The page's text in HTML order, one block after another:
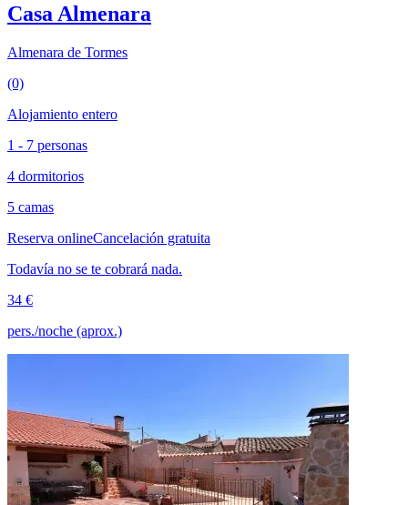
Casa Almenara
Almenara de Tormes
(0)
Alojamiento entero
1 - 7 personas
4 dormitorios
5 camas
Reserva onlineCancelación gratuita
Todavía no se te cobrará nada.
34 €
pers./noche (aprox.)